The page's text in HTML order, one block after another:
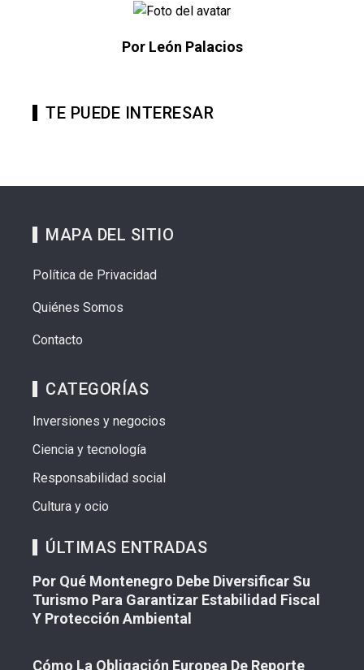
Por León Palacios
TE PUEDE INTERESAR
MAPA DEL SITIO
Política de Privacidad
Quiénes Somos
Contacto
CATEGORÍAS
Inversiones y negocios
Ciencia y tecnología
Responsabilidad social
Cultura y ocio
ÚLTIMAS ENTRADAS
Por Qué Montenegro Debe Diversificar Su
Turismo Para Garantizar Estabilidad Fiscal
Y Protección Ambiental
Cómo La Obligación Europea De Reporte